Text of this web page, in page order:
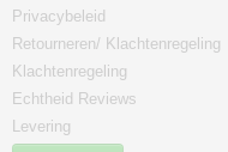
Privacybeleid
Retourneren/ Klachtenregeling
Klachtenregeling
Echtheid Reviews
Levering